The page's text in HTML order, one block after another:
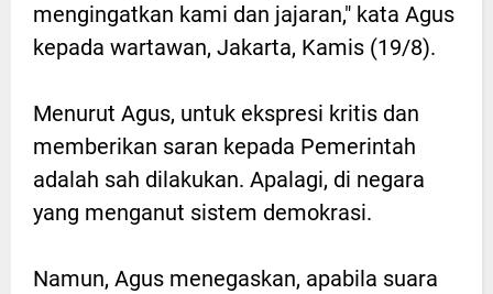
mengingatkan kami dan jajaran," kata Agus
kepada wartawan, Jakarta, Kamis (19/8).
Menurut Agus, untuk ekspresi kritis dan
memberikan saran kepada Pemerintah
adalah sah dilakukan. Apalagi, di negara
yang menganut sistem demokrasi.
Namun, Agus menegaskan, apabila suara